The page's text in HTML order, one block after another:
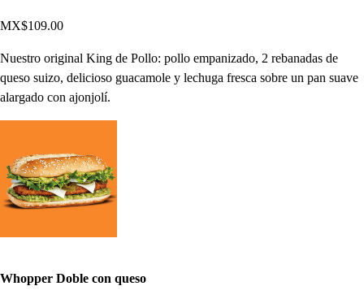
MX$109.00
Nuestro original King de Pollo: pollo empanizado, 2 rebanadas de
queso suizo, delicioso guacamole y lechuga fresca sobre un pan suave
alargado con ajonjolí.
Whopper Doble con queso